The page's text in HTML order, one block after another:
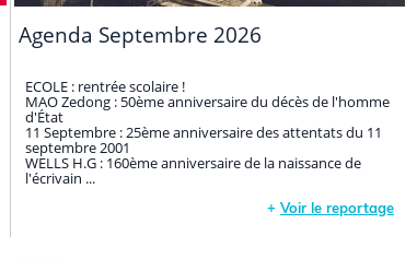
Agenda Septembre 2026
ECOLE : rentrée scolaire !
MAO Zedong : 50ème anniversaire du décès de l'homme
d'État
11 Septembre : 25ème anniversaire des attentats du 11
septembre 2001
WELLS H.G : 160ème anniversaire de la naissance de
l'écrivain ...
+ Voir le reportage